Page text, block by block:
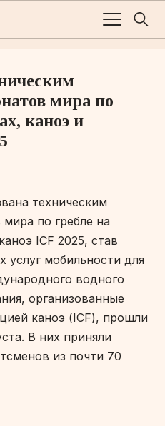
мира по
каноэ и
техническим
по гребле на
ICF 2025, став
мобильности для
водного
организованные
каноэ (ICF), прошли
В них приняли
из почти 70